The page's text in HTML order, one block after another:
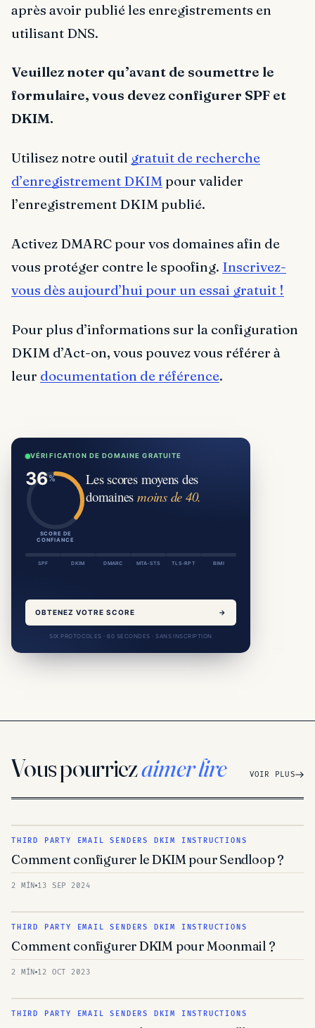
après avoir publié les enregistrements en
utilisant DNS.
Veuillez noter qu’avant de soumettre le
formulaire, vous devez configurer SPF et
DKIM.
Utilisez notre outil gratuit de recherche
d’enregistrement DKIM pour valider
l’enregistrement DKIM publié.
Activez DMARC pour vos domaines afin de
vous protéger contre le spoofing. Inscrivez-
vous dès aujourd’hui pour un essai gratuit !
Pour plus d’informations sur la configuration
DKIM d’Act-on, vous pouvez vous référer à
leur documentation de référence.
VÉRIFICATION DE DOMAINE GRATUITE
SCORE DE
CONFIANCE
Les scores moyens des
domaines moins de 40.
SPF DKIM DMARC MTA-STS TLS-RPT BIMI
OBTENEZ VOTRE SCORE →
SIX PROTOCOLES · 60 SECONDES · SANS INSCRIPTION
Vous pourriezaimer lire VOIR PLUS
THIRD PARTY EMAIL SENDERS DKIM INSTRUCTIONS
Comment configurer le DKIM pour Sendloop ?
2 MÍN 13 SEP 2024
THIRD PARTY EMAIL SENDERS DKIM INSTRUCTIONS
Comment configurer DKIM pour Moonmail ?
2 MÍN 12 OCT 2023
THIRD PARTY EMAIL SENDERS DKIM INSTRUCTIONS